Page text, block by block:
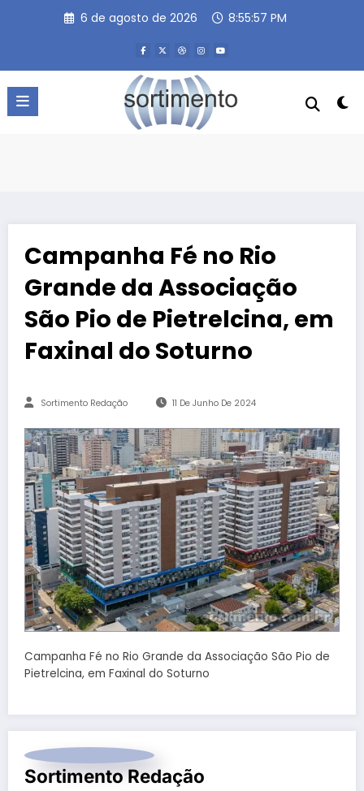
6 de agosto de 2026 8:55:58 PM
Campanha Fé no Rio
Grande da Associação
São Pio de Pietrelcina, em
Faxinal do Soturno
Sortimento Redação 11 De Junho De 2024
Campanha Fé no Rio Grande da Associação São Pio de
Pietrelcina, em Faxinal do Soturno
Sortimento Redação